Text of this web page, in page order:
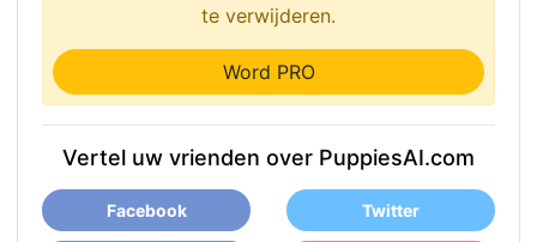
te verwijderen.
Word PRO
Vertel uw vrienden over PuppiesAI.com
Facebook Twitter